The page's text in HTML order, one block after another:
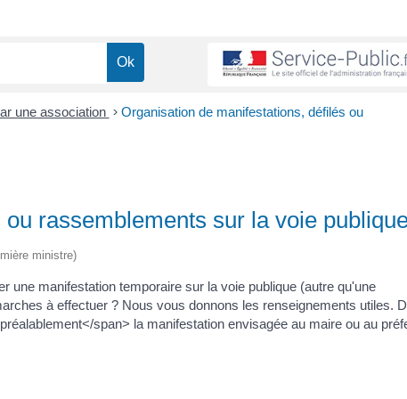
une association > Organisation de manifestations, défilés ou
rassemblements sur la voie
ministre)
une manifestation temporaire sur la voie publique (autre qu'une
à effectuer ? Nous vous donnons les renseignements utiles.
span> la manifestation envisagée au maire ou au